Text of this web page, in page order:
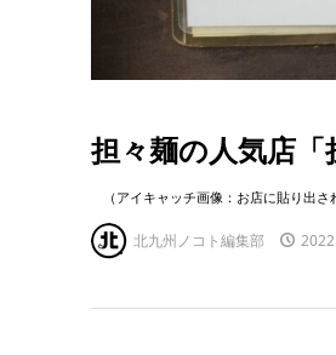
担々麺の人気店
（アイキャッチ画像：お店に貼り出さ
北九州ノコト編集部